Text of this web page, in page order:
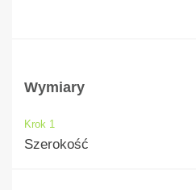
Wymiary
Krok 1
Szerokość